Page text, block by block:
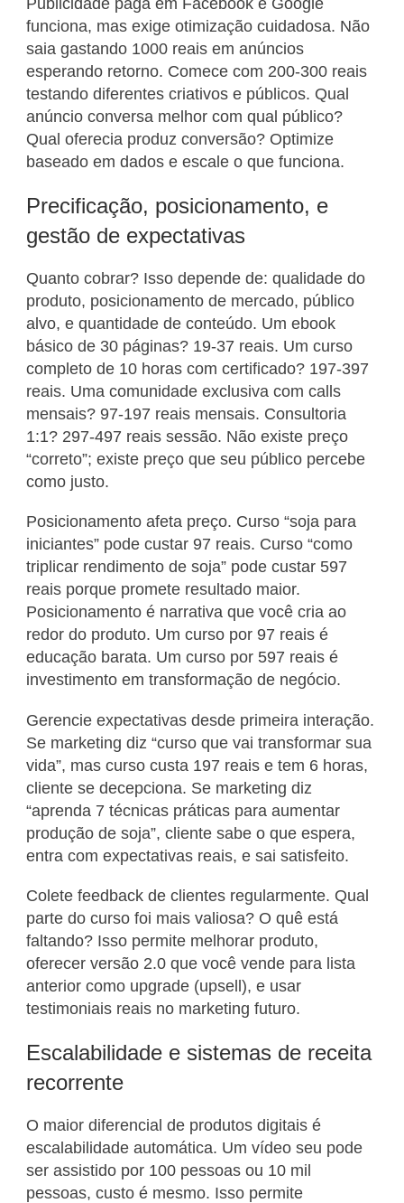
funciona, mas exige otimização cuidadosa. Não
saia gastando 1000 reais em anúncios
esperando retorno. Comece com 200-300 reais
testando diferentes criativos e públicos. Qual
anúncio conversa melhor com qual público?
Qual oferecia produz conversão? Optimize
baseado em dados e escale o que funciona.
Precificação, posicionamento, e
gestão de expectativas
Quanto cobrar? Isso depende de: qualidade do
produto, posicionamento de mercado, público
alvo, e quantidade de conteúdo. Um ebook
básico de 30 páginas? 19-37 reais. Um curso
completo de 10 horas com certificado? 197-397
reais. Uma comunidade exclusiva com calls
mensais? 97-197 reais mensais. Consultoria
1:1? 297-497 reais sessão. Não existe preço
“correto”; existe preço que seu público percebe
como justo.
Posicionamento afeta preço. Curso “soja para
iniciantes” pode custar 97 reais. Curso “como
triplicar rendimento de soja” pode custar 597
reais porque promete resultado maior.
Posicionamento é narrativa que você cria ao
redor do produto. Um curso por 97 reais é
educação barata. Um curso por 597 reais é
investimento em transformação de negócio.
Gerencie expectativas desde primeira interação.
Se marketing diz “curso que vai transformar sua
vida”, mas curso custa 197 reais e tem 6 horas,
cliente se decepciona. Se marketing diz
“aprenda 7 técnicas práticas para aumentar
produção de soja”, cliente sabe o que espera,
entra com expectativas reais, e sai satisfeito.
Colete feedback de clientes regularmente. Qual
parte do curso foi mais valiosa? O quê está
faltando? Isso permite melhorar produto,
oferecer versão 2.0 que você vende para lista
anterior como upgrade (upsell), e usar
testimoniais reais no marketing futuro.
Escalabilidade e sistemas de receita
recorrente
O maior diferencial de produtos digitais é
escalabilidade automática. Um vídeo seu pode
ser assistido por 100 pessoas ou 10 mil
pessoas, custo é mesmo. Isso permite